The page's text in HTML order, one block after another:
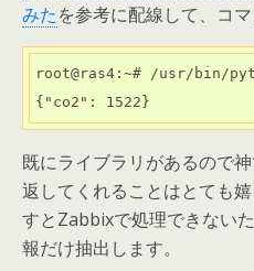
みたを参考に配線して、コ
root@ras4:~# /usr/bin/
{"co2": 1522}
既にライブラリがあるので
返してくれることはとても
すとZabbixで処理できない
報だけ抽出します。